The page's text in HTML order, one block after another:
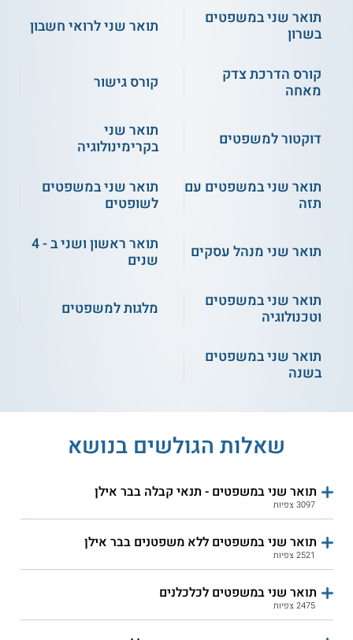
המכללה האקדמית נתניה -
תואר שני בלימודי משפט ללא
משפטנים
שירות אישי חינם
משפטנים - בר אילן
שירות אישי חינם
חיפה - תואר שני במשפטים
ללא משפטנים
שירות אישי חינם
במשפטים ללא משפטנים
האקדמי למשפט ולעסקים -
משפטנים וחברה
צפת - תואר שני במשפטים
תואר שני במשפטים
בשרון
תואר שני לרואי חשבון
קורס הדרכת צדק
מאחה
קורס גישור
דוקטור למשפטים
תואר שני
בקרימינולוגיה
תואר שני במשפטים עם
תזה
תואר שני במשפטים
לשופטים
תואר שני מנהל עסקים
תואר ראשון ושני ב - 4
שנים
תואר שני במשפטים
וטכנולוגיה
מלגות למשפטים
תואר שני במשפטים
בשנה
שאלות הגולשים בנושא
תואר שני במשפטים - תנאי קבלה בבר אילן
3097 צפיות
תואר שני במשפטים ללא משפטנים בבר אילן
2521 צפיות
תואר שני במשפטים לכלכלנים
2475 צפיות